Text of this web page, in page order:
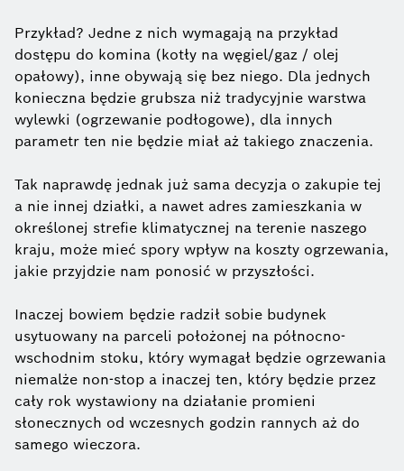
Przykład? Jedne z nich wymagają na przykład
dostępu do komina (kotły na węgiel/gaz / olej
opałowy), inne obywają się bez niego. Dla jednych
konieczna będzie grubsza niż tradycyjnie warstwa
wylewki (ogrzewanie podłogowe), dla innych
parametr ten nie będzie miał aż takiego znaczenia.
Tak naprawdę jednak już sama decyzja o zakupie tej
a nie innej działki, a nawet adres zamieszkania w
określonej strefie klimatycznej na terenie naszego
kraju, może mieć spory wpływ na koszty ogrzewania,
jakie przyjdzie nam ponosić w przyszłości.
Inaczej bowiem będzie radził sobie budynek
usytuowany na parceli położonej na północno-
wschodnim stoku, który wymagał będzie ogrzewania
niemalże non-stop a inaczej ten, który będzie przez
cały rok wystawiony na działanie promieni
słonecznych od wczesnych godzin rannych aż do
samego wieczora.